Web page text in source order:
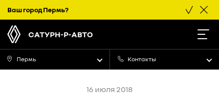
Ваш городПермь?
САТУРН-Р-АВТО
Пермь Контакты
16 июля 2018